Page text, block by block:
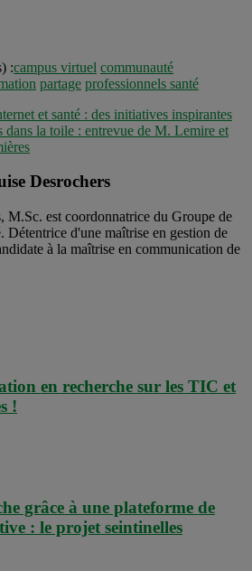
:campus virtuel communauté
partage professionnels santé
et santé : des initiatives inspirantes
dans la toile : entrevue de M. Lemire et
Desrochers
M.Sc. est coordonnatrice du Groupe de
Détentrice d'une maîtrise en gestion de
à la maîtrise en communication de
en recherche sur les TIC et
!
grâce à une plateforme de
: le projet seintinelles